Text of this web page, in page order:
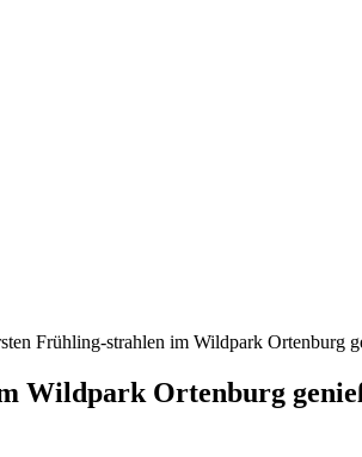
Frühling-strahlen im Wildpark Ortenburg
Wildpark Ortenburg